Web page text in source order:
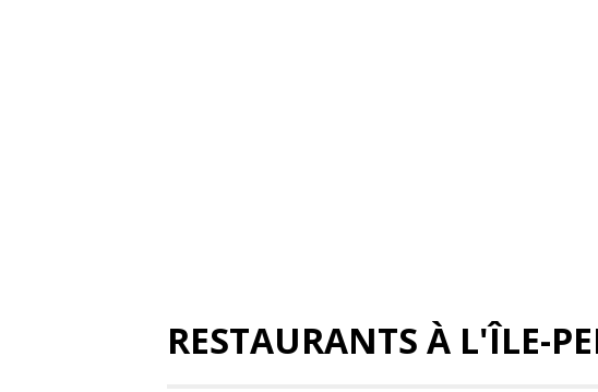
RESTAURANTS À L'ÎLE-